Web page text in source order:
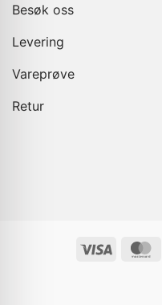
Besøk oss
Levering
Vareprøve
Retur
Visa